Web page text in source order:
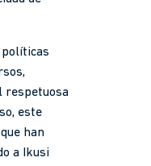
políticas
respetuosa
este
han
a Ikusi